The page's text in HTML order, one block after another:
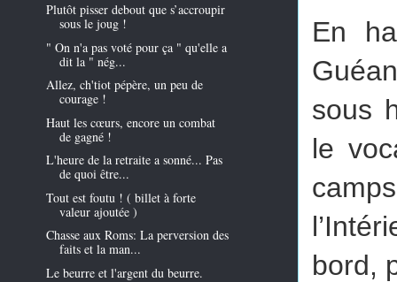
En
sous
le
bord,
Plutôt pisser debout que s’accroupir
sous le joug !
" On n'a pas voté pour ça " qu'elle a
dit la " nég...
Allez, ch'tiot pépère, un peu de
courage !
Haut les cœurs, encore un combat
de gagné !
L'heure de la retraite a sonné... Pas
de quoi être...
Tout est foutu ! ( billet à forte
valeur ajoutée )
Chasse aux Roms: La perversion des
faits et la man...
Le beurre et l'argent du beurre.